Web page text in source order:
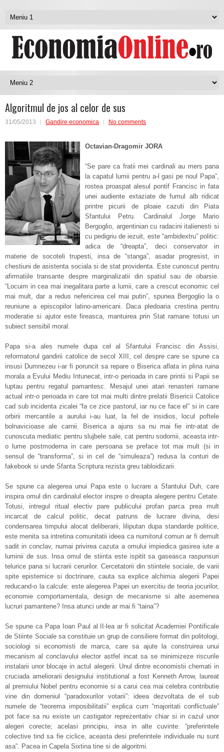
Algoritmul de jos al celor de sus
31/05/2013 Gandire economica No comments
Octavian-Dragomir JORA
“Se pare ca fratii mei cardinali au mers pana
la capatul lumii pentru a-l gasi pe noul Papa”,
rostea proaspat alesul pontif Francisc in fata
unei audiente extaziate de fumul alb ridicat
printre picurii de ploaie cazuti din Piata
Sfantului Petru. Cardinalul Jorge Mario
Bergoglio, argentinian cu radacini italienesti si
cu pedigriu de iezuit, este “ambidextru” politic:
adica de “dreapta”, deci conservator in
materie de socoteli trupesti, insa de “stanga”, asadar progresist, in
chestiuni de asistenta sociala si de stat providenta. Este cunoscut pentru
afirmatiile transante despre marginalizatii din spatiul sau de obarsie.
“Locuim in cea mai inegalitara parte a lumii, care a crescut economic cel
mai mult, dar a redus nefericirea cel mai putin”, spunea Bergoglio la o
reuniune a episcopilor latino-americani. Daca pledoaria crestina pentru
moderatie si ajutor este fireasca, mantuirea prin Stat ramane totusi un
subiect sensibil moral.
Papa si-a ales numele dupa cel al Sfantului Francisc din Assisi,
reformatorul gandirii catolice de secol XIII, cel despre care se spune ca
insusi Dumnezeu i-ar fi poruncit sa repare o Biserica aflata in plina ruina
morala a Evului Mediu Intunecat, intr-o perioada in care printii si Papii se
luptau pentru regatul pamantesc. Mesajul unei atari renasteri ramane
actual intr-o perioada in care tot mai multi dintre prelatii Bisericii Catolice
cad sub incidenta zicalei “fa ce zice pastorul, iar nu ce face el” si in care
orbirii mercantile a aurului i-au luat, la fel de insidios, locul poftele
bolnavicioase ale carnii. Biserica a ajuns sa nu mai fie intr-atat de
cunoscuta mediatic pentru slujbele sale, cat pentru sodomii, aceasta intr-
o lume postmoderna in care persoana se preface tot mai mult (si in
sensul de “transforma”, si in cel de “simuleaza”) redusa la conturi de
fakebook si unde Sfanta Scriptura rezista greu tabloidizarii.
Se spune ca alegerea unui Papa este o lucrare a Sfantului Duh, care
inspira omul din cardinalul elector inspre o dreapta alegere pentru Cetate.
Totusi, intregul ritual electiv pare publicului profan parca prea mult
incarcat de calcul politic, decat patruns de lucrare divina, desi
condensarea timpului alocat deliberarii, liliputan dupa standarde politice,
este menita sa intretina comunitatii ideea ca numitorul comun ar fi demult
sadit in conclav, numai privirea cazuta a omului impiedica gasirea iute a
luminii de sus. Insa omul de stiinta este ispitit sa gaseasca raspunsuri
telurice pana si lucrarii cerurilor. Cercetatorii din stiintele sociale, de varii
spite epistemice si doctrinare, cauta sa explice alchimia alegerii Papei
reducand-o la calcule: este alegerea Papei un exercitiu de teoria jocurilor,
economie comportamentala, design de mecanisme si alte asemenea
lucruri pamantene? Insa atunci unde ar mai fi “taina”?
Se spune ca Papa Ioan Paul al II-lea ar fi solicitat Academiei Pontificale
de Stiinte Sociale sa constituie un grup de consiliere format din politologi,
sociologi si economisti de marca, care sa ajute la construirea unui
mecanism al conclavului elector astfel incat sa se minimizeze riscurile
instalarii unor blocaje in actul alegerii. Unul dintre economistii chemati in
cruciada ameliorarii designului institutional a fost Kenneth Arrow, laureat
al premiului Nobel pentru economie si a carui cea mai celebra contributie
vine din domeniul “paradoxurilor votarii”: ideea dezvoltata de el sub
numele de “teorema imposibilitatii” explica cum “majoritati conflictuale”
pot face sa nu existe un castigator reprezentativ chiar si in cazul unor
alegeri corecte; acelasi principiu, insa in alte cuvinte: “preferintele
colective tind sa fie ciclice, aceasta desi preferintele individuale nu sunt
asa”. Pacea in Capela Sixtina tine si de algoritmi.